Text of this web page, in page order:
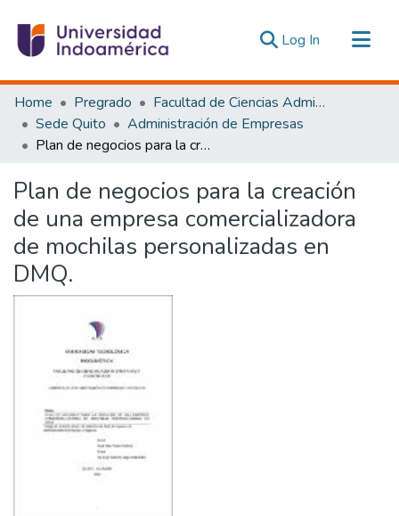
Log In (current)
Communities & Collections
All of DSpace
Statistics
Home Pregrado
Facultad de Ciencias Administrativas y Económicas
Sede Quito
Administración de Empresas
Plan de negocios para la creación de una empresa comercializadora de mochilas personalizadas en DMQ.
Plan de negocios para la creación
de una empresa comercializadora
de mochilas personalizadas en
DMQ.